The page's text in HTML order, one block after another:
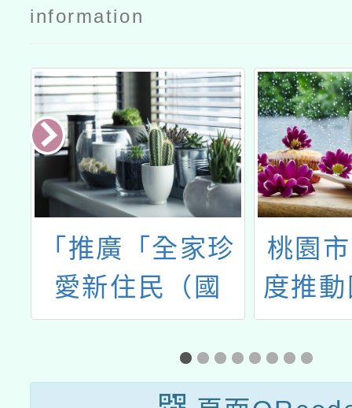
information
「推廣「全家珍
愛新住民（國
小）教案」至全
國各國民小學計
桃園
度推
學本
語文